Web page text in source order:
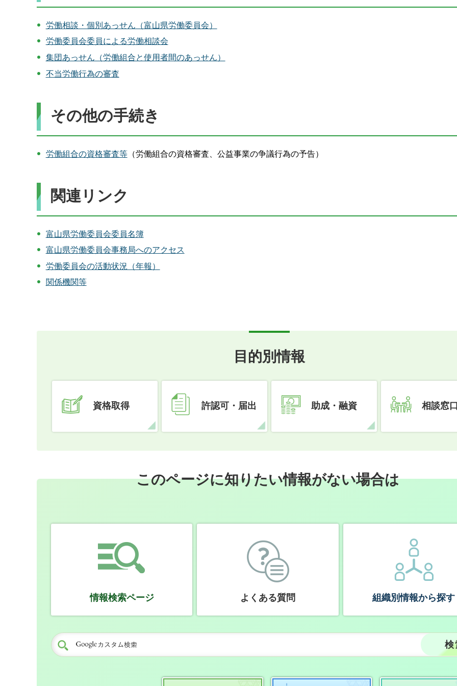
労働相談・個別あっせん（富山県労働委員会）
労働委員会委員による労働相談会
集団あっせん（労働組合と使用者間のあっせん）
不当労働行為の審査
その他の手続き
労働組合の資格審査等（労働組合の資格審査、公益事業の争議行為の予告）
関連リンク
富山県労働委員会委員名簿
富山県労働委員会事務局へのアクセス
労働委員会の活動状況（年報）
関係機関等
目的別情報
資格取得 許認可・届出 助成・融資 相談窓
このページに知りたい情報がない場合は
情報検索ページ よくある質問 組織別情報から探す